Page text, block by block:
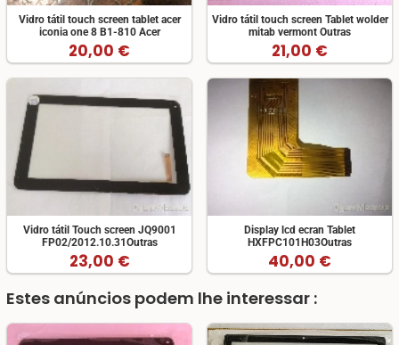
Vidro tátil touch screen tablet acer
iconia one 8 B1-810 Acer
20,00 €
Vidro tátil touch screen Tablet wolder
mitab vermont Outras
21,00 €
Vidro tátil Touch screen JQ9001
FP02/2012.10.31Outras
23,00 €
Display lcd ecran Tablet
HXFPC101H03Outras
40,00 €
Estes anúncios podem lhe interessar :